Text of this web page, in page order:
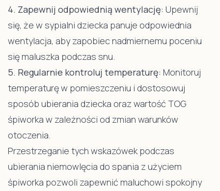
4. Zapewnij odpowiednią wentylację: Upewnij
się, że w sypialni dziecka panuje odpowiednia
wentylacja, aby zapobiec nadmiernemu poceniu
się maluszka podczas snu.
5. Regularnie kontroluj temperaturę: Monitoruj
temperaturę w pomieszczeniu i dostosowuj
sposób ubierania dziecka oraz wartość TOG
śpiworka w zależności od zmian warunków
otoczenia.
Przestrzeganie tych wskazówek podczas
ubierania niemowlęcia do spania z użyciem
śpiworka pozwoli zapewnić maluchowi spokojny